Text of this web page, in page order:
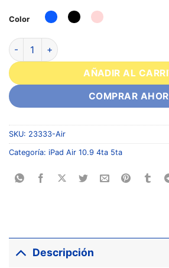
Color
AÑADIR AL
COMPRAR
SKU: 23333-Air
Categoría: iPad Air 10.9 4ta 5ta
Descripción